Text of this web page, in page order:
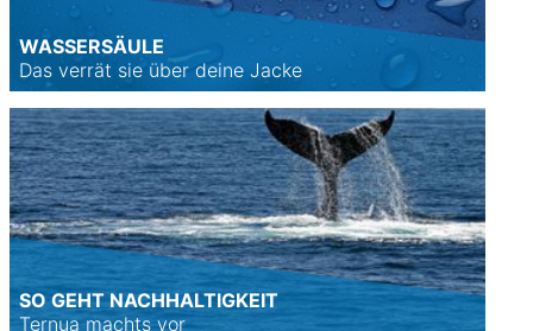
WASSERSÄULE
Das verrät sie über deine Jacke
SO GEHT NACHHALTIGKEIT
Ternua machts vor